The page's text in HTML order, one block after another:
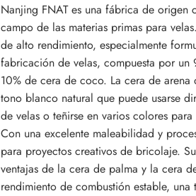
Nanjing FNAT es una fábrica de origen
campo de las materias primas para
de alto rendimiento, especialmente
fabricación de velas, compuesta por
10% de cera de coco. La cera de arena
tono blanco natural que puede usarse
de velas o teñirse en varios colores
Con una excelente maleabilidad y
para proyectos creativos de bricolaje.
ventajas de la cera de palma y la cera
rendimiento de combustión estable, una